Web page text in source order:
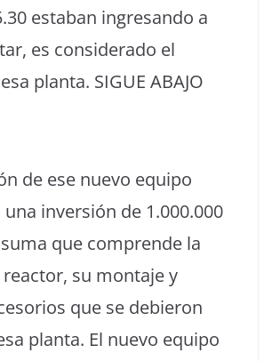
estaban ingresando a
es considerado el
planta. SIGUE ABAJO
de ese nuevo equipo
inversión de 1.000.000
que comprende la
su montaje y
que se debieron
planta. El nuevo equipo